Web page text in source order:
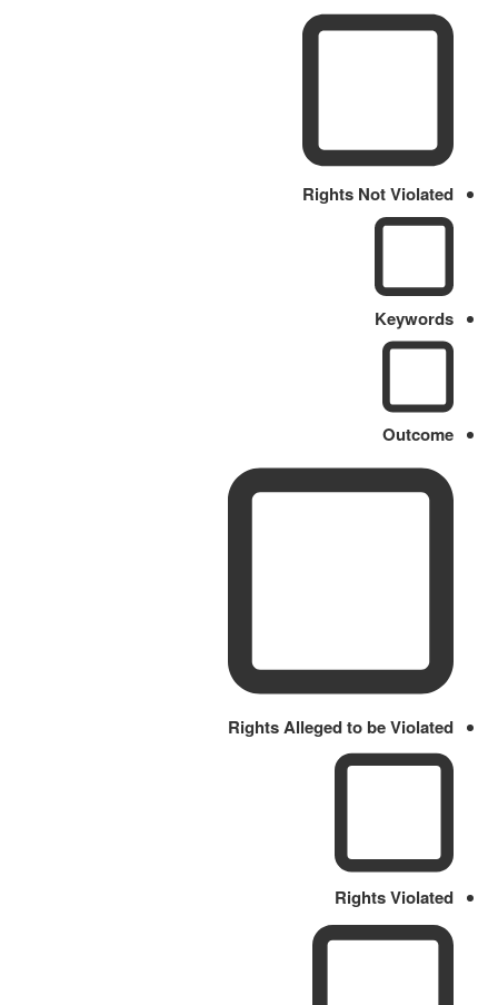
Rights Not Violated
Keywords
Outcome
Rights Alleged to be Violated
Rights Violated